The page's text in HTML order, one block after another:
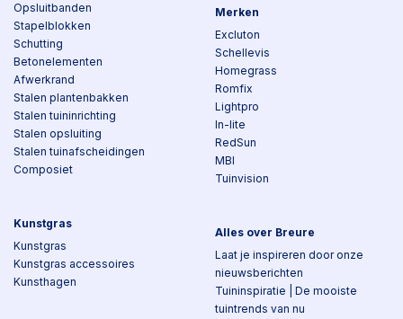
Opsluitbanden
Stapelblokken
Schutting
Betonelementen
Afwerkrand
Stalen plantenbakken
Stalen tuininrichting
Stalen opsluiting
Stalen tuinafscheidingen
Composiet
Kunstgras
Kunstgras
Kunstgras accessoires
Kunsthagen
Merken
Excluton
Schellevis
Homegrass
Romfix
Lightpro
In-lite
RedSun
MBI
Tuinvision
Alles over Breure
Laat je inspireren door onze
nieuwsberichten
Tuininspiratie | De mooiste
tuintrends van nu